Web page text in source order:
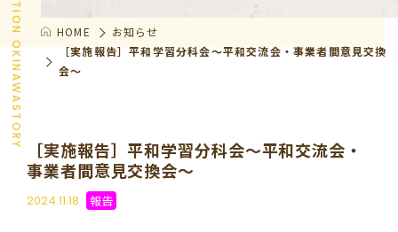
JP お気に入りリスト
お知らせ
プログラム
EDUCATION OKINAWASTORY HOME
お知らせ
［実施報告］平和学習分科会～平和交流会・事業者間意見交換
会～
［実施報告］平和学習分科会～平和交流会・
事業者間意見交換会～
2024.11.18 報告